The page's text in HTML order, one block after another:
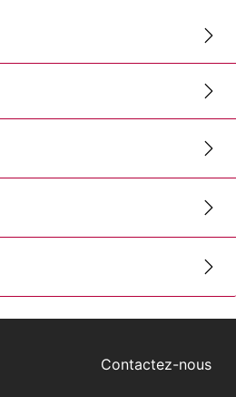
Contactez-nous